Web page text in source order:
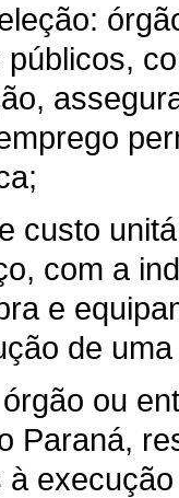
custo
com a
e
de
ou
Paraná,